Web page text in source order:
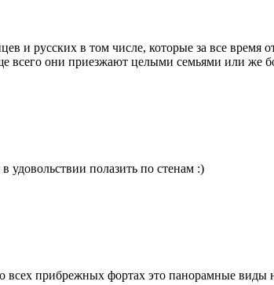
и русских в том числе, которые за все
всего они приезжают целыми семьями или же
удовольствии полазить по стенам :)
всех прибрежных фортах это панорамные